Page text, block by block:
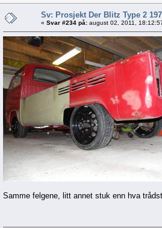
Sv: Prosjekt Der Blitz Type 2
« Svar #234 på: august 02, 2011,
Samme felgene, litt annet stuk enn hva